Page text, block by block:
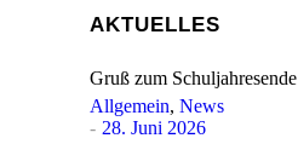
AKTUELLES
Gruß zum Schuljahresende
Allgemein, News
28. Juni 2026